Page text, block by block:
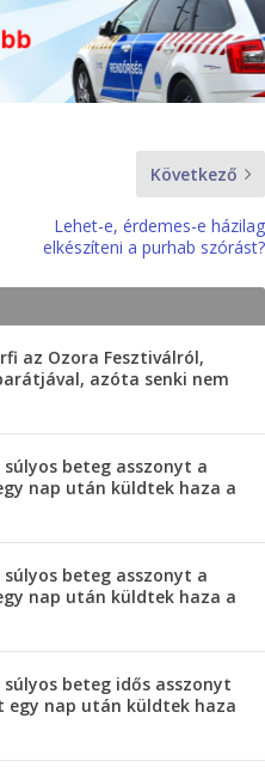
Következő
Lehet-e, érdemes-e házilag
elkészíteni a purhab szórást?
az Ozora Fesztiválról,
azóta senki nem
beteg asszonyt a
nap után küldtek haza a
beteg asszonyt a
nap után küldtek haza a
beteg idős asszonyt
nap után küldtek haza